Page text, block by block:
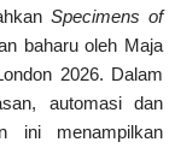
Specimens of
baharu oleh Maja
2026. Dalam
automasi dan
ini menampilkan